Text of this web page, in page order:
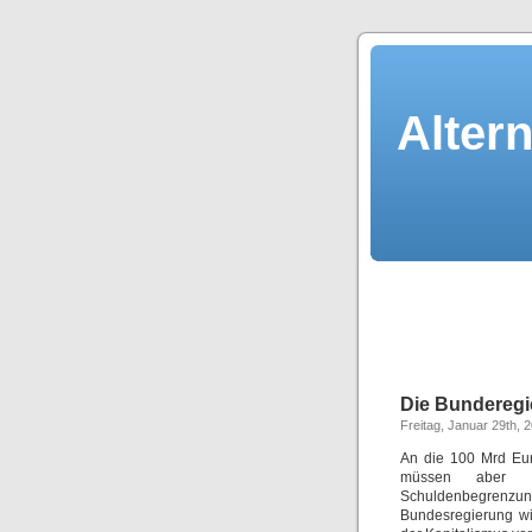
Die
Freitag, Januar 29th,
An die 100 Mrd
müssen aber
Bundesregierung